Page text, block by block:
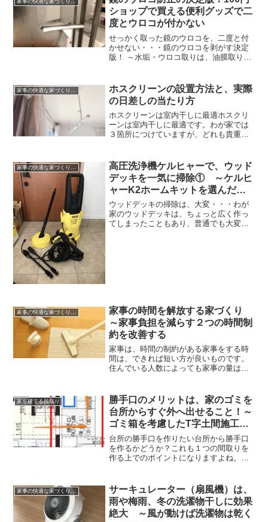
ショップで買える便利グッズで二
度とウロコが付かない
せっかく取った鏡のウロコを、二度と付
かせない・・・鏡のウロコを剥がす決定
版！ ～水垢・ウロコ取りは、油膜取りの
たが、今度は、せっかく取ったので、鏡
のウロコが付かないよう...
ホスクリーンの設置方法と、実際
の日差しの当たり方
ホスクリーンは室内干しに最適ホスクリ
ーンは室内干しに最適です。わが家では
３箇所につけていますが、どれも貴重な
をあけておいても気にならないので、太
陽の日差しを洗濯物干しに...
家事の快適な家づくり、暮らしかた
高圧洗浄機ケルヒャーで、ウッド
デッキを一気に掃除① ～ケルヒ
ャーK2ホームキットを選んだ経
緯
ウッドデッキの掃除は、大変・・・わが
家のウッドデッキは、ちょっと広く作っ
てしまったこともあり、普通でも大変な
家事の快適な家づくり、暮らしかた
家事の時間を解放する家づくり
～家事負担を減らす２つの時間制
約を改善する
家事は、時間の制約がある家事をする時
間は、できれば短い方が良いものです。
住んでいる人数によっても家事の量はず
に３回定期的にあるものから、掃除など
やってもキリが無いものま...
家を建てる段取り
勝手口のメリットは、家のゴミを
台所からすぐ外へ出せること！～
ゴミ箱を考慮したT字土間施工と
家事動線
台所の勝手口を作りたい台所から勝手口
を作るかどうか？これも１つの間取りを
作る上でのポイントになりますよね。勝
るから！ですよね。台所はとにかくゴミ
がいっぱい出ます。生ゴミ...
家事の快適な家づくり、暮らしかた
サーキュレーター（扇風機）は、
雨や梅雨、冬の洗濯物干しに効果
絶大 ～風が動けば洗濯物は乾く